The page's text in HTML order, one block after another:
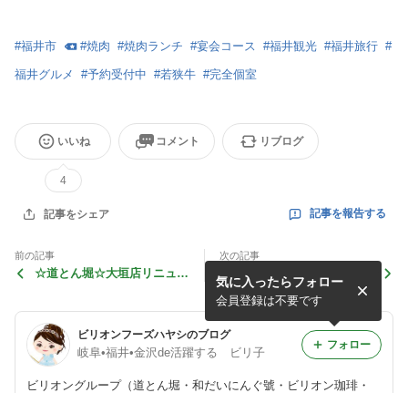
#福井市 #焼肉 #焼肉ランチ #宴会コース #福井観光 #福井旅行 #
福井グルメ #予約受付中 #若狭牛 #完全個室
いいね
4
コメント リブログ
記事をシェア 記事を報告する
前の記事
☆道とん堀☆大垣店リニュー
次の記事
☆頂き枡☆若狭牛サーロイン
とサクサク天ぷらコースが大
人気！
ビリオンフーズハヤシのブログ
岐阜•福井•金沢de活躍する ビリ子
ビリオングループ（道とん堀・和だいにんぐ號・ビリオン珈琲・
気に入ったらフォロー
会員登録は不要です
フォロー